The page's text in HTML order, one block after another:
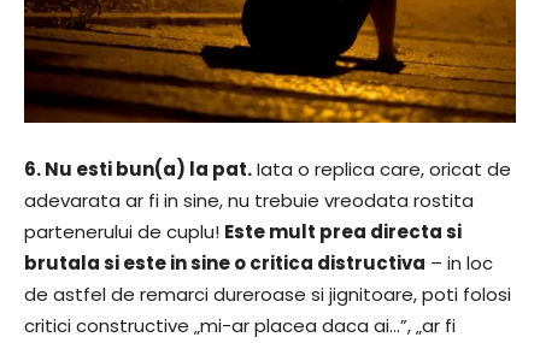
6. Nu esti bun(a) la pat.Iata o replica care, oricat de
adevarata ar fi in sine, nu trebuie vreodata rostita
partenerului de cuplu! Este mult prea directa si
brutala si este in sine o critica distructiva – in loc
de astfel de remarci dureroase si jignitoare, poti folosi
critici constructive „mi-ar placea daca ai…”, „ar fi